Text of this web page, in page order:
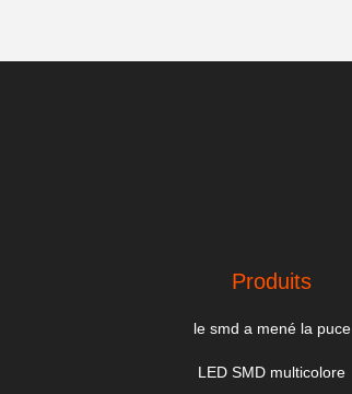
Produits
le smd a mené la puce
LED SMD multicolore